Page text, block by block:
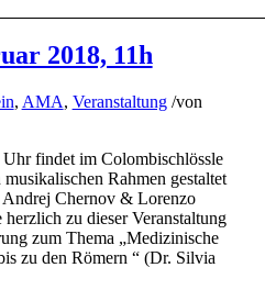
2018, 11h
, AMA, Veranstaltung /von
findet im Colombischlössle
Rahmen gestaltet
Chernov & Lorenzo
zu dieser Veranstaltung
zum Thema „Medizinische
zu den Römern “ (Dr. Silvia